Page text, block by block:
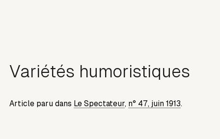
Variétés humoristiques
Article paru dans Le Spectateur, n° 47, juin 1913.